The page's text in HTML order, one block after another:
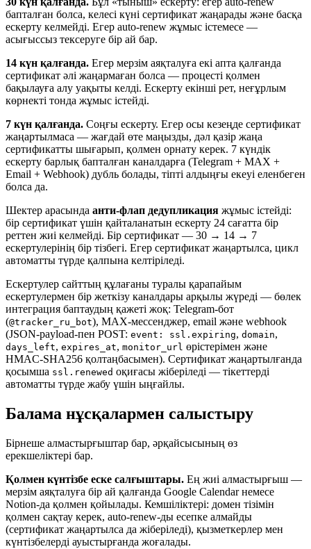
бапталған болса, келесі күні сертификат жаңарады және басқа
ескерту келмейді. Егер auto-renew жұмыс істемесе —
асығыссыз тексеруге бір ай бар.
14 күн қалғанда. Егер мерзім аяқталуға екі апта қалғанда
сертификат әлі жаңармаған болса — процесті қолмен
бақылауға алу уақыты келді. Ескерту екінші рет, неғұрлым
көрнекті тонда жұмыс істейді.
7 күн қалғанда. Соңғы ескерту. Егер осы кезеңде сертификат
жаңартылмаса — жағдай өте маңызды, дәл қазір жаңа
сертификатты шығарып, қолмен орнату керек. 7 күндік
ескерту барлық бапталған каналдарға (Telegram + MAX +
Email + Webhook) дубль болады, тіпті алдыңғы екеуі еленбеген
болса да.
Шектер арасында анти-флап дедупликация жұмыс істейді:
бір сертификат үшін қайталанатын ескерту 24 сағатта бір
реттен жиі келмейді. Бір сертификат — 30 → 14 → 7
ескертулерінің бір тізбегі. Егер сертификат жаңартылса, цикл
автоматты түрде қалпына келтіріледі.
Ескертулер сайттың құлағаны туралы қарапайым
ескертулермен бір жеткізу каналдары арқылы жүреді — бөлек
интеграция баптаудың қажеті жоқ: Telegram-бот
(@tracker_ru_bot), MAX-мессенджер, email және webhook
(JSON-payload-пен POST: event: ssl.expiring, domain,
days_left, expires_at, monitor_url өрістерімен және
HMAC-SHA256 қолтаңбасымен). Сертификат жаңартылғанда
қосымша ssl.renewed оқиғасы жіберіледі — тікеттерді
автоматты түрде жабу үшін ыңғайлы.
Балама нұсқалармен салыстыру
Бірнеше алмастырғыштар бар, әрқайсысының өз
ерекшеліктері бар.
Қолмен күнтізбе еске салғыштары. Ең жиі алмастырғыш —
мерзім аяқталуға бір ай қалғанда Google Calendar немесе
Notion-да қолмен қойылады. Кемшіліктері: домен тізімін
қолмен сақтау керек, auto-renew-ды есепке алмайды
(сертификат жаңартылса да жіберіледі), қызметкерлер мен
күнтізбелерді ауыстырғанда жоғалады.